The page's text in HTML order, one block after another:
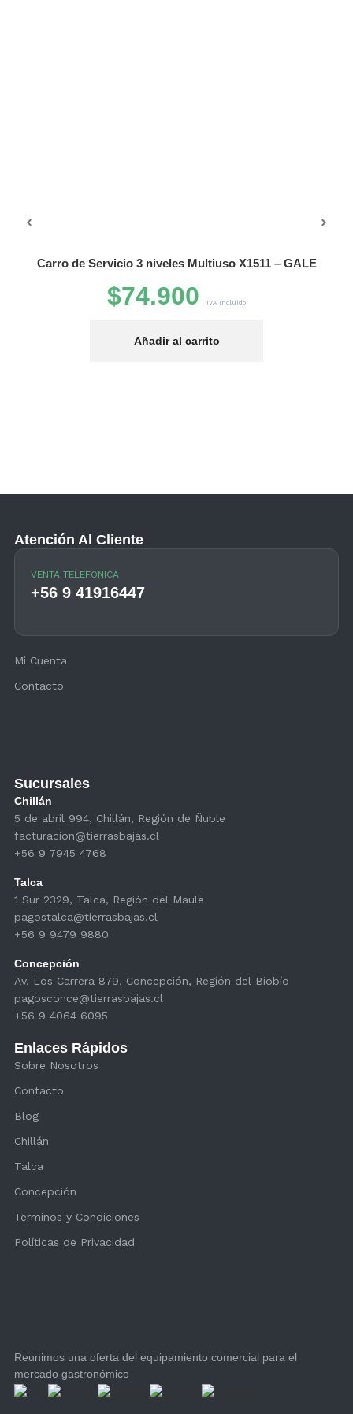
GALE
ruedas.
269.990 $219.990
Añadir al carrito
Reunimos una oferta del equipamiento comercial para el
mercado gastronómico
Sucursales
Chillán
5 de abril 994, Chillán, Región de Ñuble
facturacion@tierrasbajas.cl
+56 9 7945 4768
Talca
1 Sur 2329, Talca, Región del Maule
pagostalca@tierrasbajas.cl
+56 9 9479 9880
Concepción
Av. Los Carrera 879, Concepción, Región del Biobío
pagosconce@tierrasbajas.cl
+56 9 4064 6095
Enlaces Rápidos
Sobre Nosotros
Contacto
Blog
Chillán
Talca
Concepción
Términos y Condiciones
Políticas de Privacidad
Atención Al Cliente
VENTA TELEFÓNICA
+56 9 41916447
Mi Cuenta
Contacto